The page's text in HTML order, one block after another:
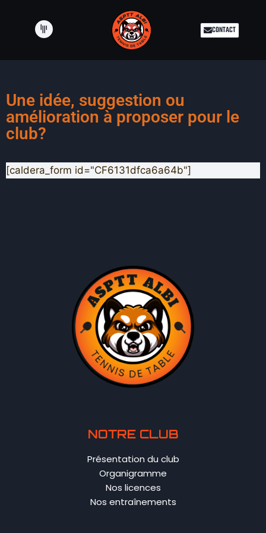
CONTACT
Une idée, suggestion ou
amélioration à proposer pour le
club?
[caldera_form id="CF6131dfca6a64b"]
NOTRE CLUB
Présentation du club
Organigramme
Nos licences
Nos entraînements